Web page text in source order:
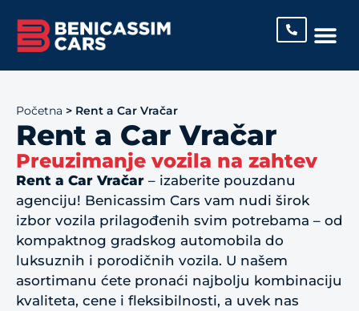
Početna > Rent a Car Vračar
Rent a Car Vračar
Preuzimanje vozila na zahtev
Rent a Car Vračar – izaberite pouzdanu
agenciju! Benicassim Cars vam nudi širok
izbor vozila prilagođenih svim potrebama – od
kompaktnog gradskog automobila do
luksuznih i porodičnih vozila. U našem
asortimanu ćete pronaći najbolju kombinaciju
kvaliteta, cene i fleksibilnosti, a uvek nas